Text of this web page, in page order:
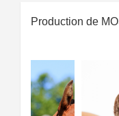
Production de